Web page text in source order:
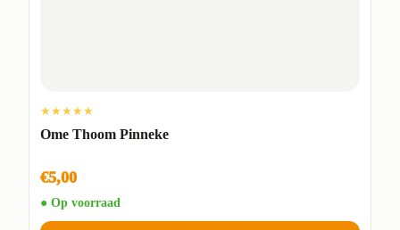
★★★★★
Ome Thoom Pinneke
€5,00
● Op voorraad